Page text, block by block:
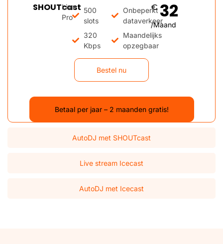
AutoDJ met SHOUTcast
Live stream Icecast
AutoDJ met Icecast
SHOUTcast
Live
Pro
500
slots
320
Kbps
Onbeperkt
dataverkeer
Maandelijks
opzegbaar
€ 32
/Maand
Bestel nu
Betaal per jaar – 2 maanden gratis!